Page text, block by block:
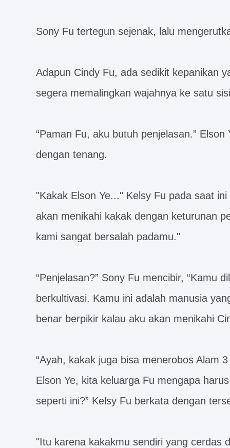
Sony Fu tertegun sejenak, lalu
Adapun Cindy Fu, ada sedikit kepanikan
segera memalingkan wajahnya ke satu
“Paman Fu, aku butuh penjelasan.”
dengan tenang.
"Kakak Elson Ye..." Kelsy Fu pada saat
akan menikahi kakak dengan keturunan
kami sangat bersalah padamu."
“Penjelasan?” Sony Fu mencibir, “Kamu
berkultivasi. Kamu ini adalah manusia
benar berpikir kalau aku akan menikahi
“Ayah, kakak juga bisa menerobos Alam
Elson Ye, kita keluarga Fu mengapa
seperti ini?” Kelsy Fu berkata dengan
"Itu karena kakakmu sendiri yang cerdas